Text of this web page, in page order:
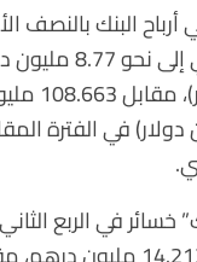
أرباح البنك بالنصف
مليون
دولار) في الفترة
خسائر في الربع